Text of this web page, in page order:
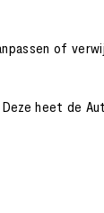
of
heet de